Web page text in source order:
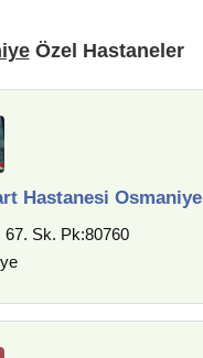
Özel Hastaneler
Hastanesi Osmaniye
67. Sk. Pk:80760